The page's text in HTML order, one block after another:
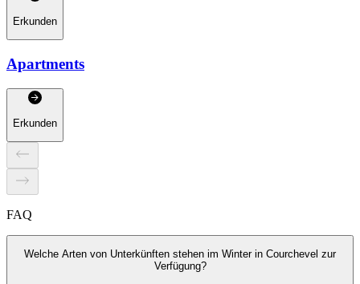
Erkunden
Apartments
Erkunden
FAQ
Welche Arten von Unterkünften stehen im Winter in Courchevel zur
Verfügung?